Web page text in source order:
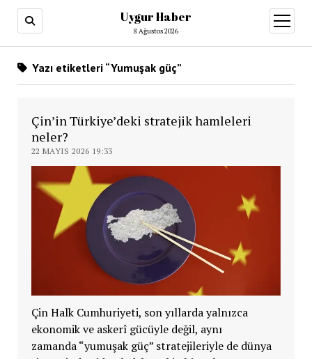
Uygur Haber
8 Ağustos 2026
aç
Yazı etiketleri “Yumuşak güç”
Çin’in Türkiye’deki stratejik hamleleri
neler?
22 MAYIS 2026 19:33
Çin Halk Cumhuriyeti, son yıllarda yalnızca
ekonomik ve askerî gücüyle değil, aynı
zamanda “yumuşak güç” stratejileriyle de dünya